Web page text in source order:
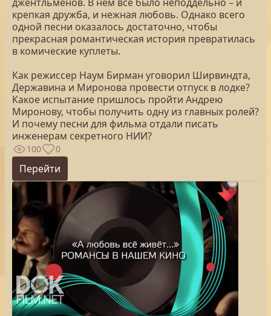
крепкая дружба, и нежная любовь. Однако всего
одной песни оказалось достаточно, чтобы
прекрасная романтическая история превратилась
в комические куплеты.
Как режиссер Наум Бирман уговорил Ширвиндта,
Державина и Миронова провести отпуск в лодке?
Какое испытание пришлось пройти Андрею
Миронову, чтобы получить одну из главных ролей?
И почему песни для фильма отдали писать
инженерам секретного НИИ?
100 0
Перейти